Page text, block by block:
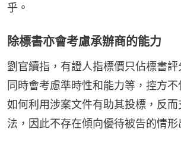
乎。
除標書亦會考慮承辦商的能力
劉官續指，有證人指標價只佔標書
同時會考慮準時性和能力等，控方
如何利用涉案文件有助其投標，反
法，因此不存在傾向優待被告的情形